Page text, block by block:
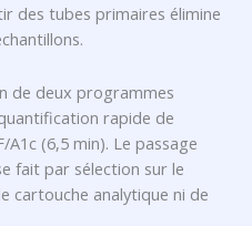
des tubes primaires élimine
de deux programmes
rapide de
A1c (6,5 min). Le passage
fait par sélection sur le
cartouche analytique ni de